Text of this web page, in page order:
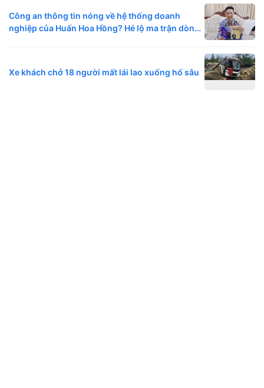
Công an thông tin nóng về hệ thống doanh
nghiệp của Huấn Hoa Hồng? Hé lộ ma trận dòng
Xe khách chở 18 người mất lái lao xuống hố sâu